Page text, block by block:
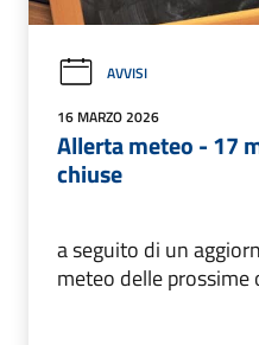
AVVISI
16 MARZO 2026
Allerta meteo - 17
chiuse
a seguito di un
meteo delle prossime